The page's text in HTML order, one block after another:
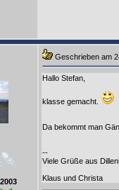
Geschrieben
Hallo Stefan,
klasse gemacht.
Da bekommt man
--
Viele Grüße aus
Klaus und Christa